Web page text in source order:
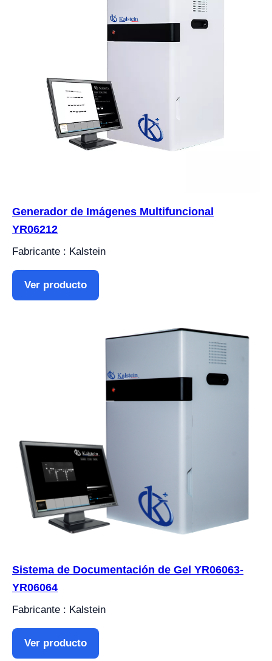
Generador de Imágenes Multifuncional
YR06212
Fabricante : Kalstein
Ver producto
Sistema de Documentación de Gel YR06063-
YR06064
Fabricante : Kalstein
Ver producto